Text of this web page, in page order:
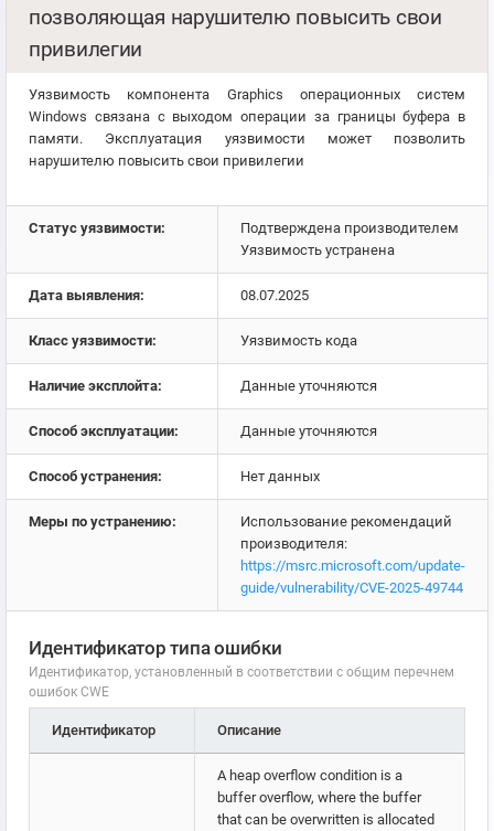
позволяющая нарушителю повысить свои
привилегии
Уязвимость компонента Graphics операционных систем
Windows связана с выходом операции за границы буфера в
памяти. Эксплуатация уязвимости может позволить
нарушителю повысить свои привилегии
Статус уязвимости:
Подтверждена производителем
Уязвимость устранена
Дата выявления: 08.07.2025
Класс уязвимости: Уязвимость кода
Наличие эксплойта: Данные уточняются
Способ эксплуатации: Данные уточняются
Способ устранения: Нет данных
Меры по устранению:
Использование рекомендаций
производителя:
https://msrc.microsoft.com/update-
guide/vulnerability/CVE-2025-49744
Идентификатор типа ошибки
Идентификатор, установленный в соответствии с общим перечнем
ошибок CWE
Идентификатор Описание
A heap overflow condition is a
buffer overflow, where the buffer
that can be overwritten is allocated